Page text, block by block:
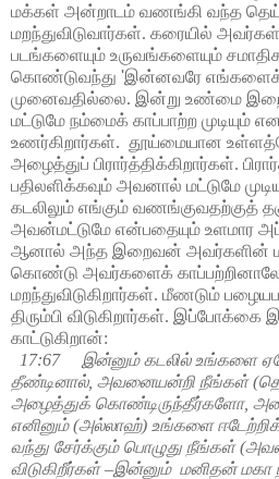
மக்கள் அன்றாடம் வணங்கி வந்த
மறந்துவிடுவார்கள். கரையில்
படங்களையும் உருவங்களையும்
கொண்டுவந்து 'இன்னவரே எங்களைக்
முனைவதில்லை. இன்று உண்மை
மட்டுமே நம்மைக் காப்பாற்ற முடியும்
உணர்கிறார்கள். தூய்மையான
அழைத்துப் பிரார்த்திக்கிறார்கள்.
பதிலளிக்கவும் அவனால் மட்டுமே
கடலிலும் எங்கும் வணங்குவதற்குத்
அவன்மட்டுமே என்பதையும் உளமார
ஆனால் அந்த இறைவன் அவர்களின்
கொண்டு அவர்களைக் காப்பற்றினாலோ
மறந்துவிடுகிறார்கள். மீணடும்
திரும்பி விடுகிறார்கள்.
காட்டுகிறான்:
17:67 இன்னும் கடலில் உங்களை
தீண்டினால், அவனையன்றி நீங்கள்
அழைத்துக் கொண்டிருந்தீர்களோ,
எனினும் (அல்லாஹ்) உங்களை
வந்து சேர்க்கும் பொழுது நீங்கள்
விடுகிறீர்கள் –இன்னும் மனிதன் மகா